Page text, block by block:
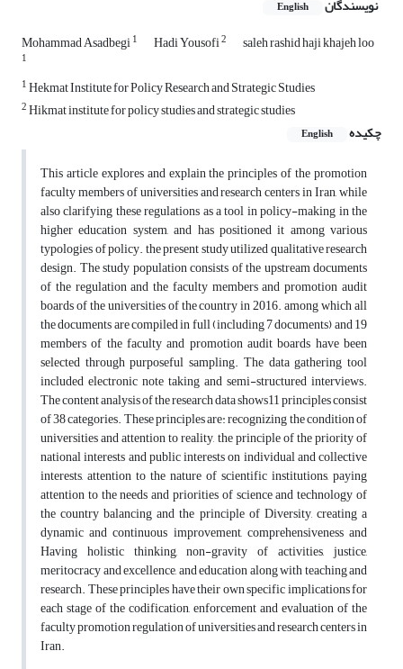
نویسندگان English
Mohammad Asadbegi1 Hadi Yousofi2 saleh rashid haji khajeh loo
1
1Hekmat Institute for Policy Research and Strategic Studies
2Hikmat institute for policy studies and strategic studies
چکیده
English
This article explores and explain the principles of the promotion
faculty members of universities and research centers in Iran, while
also clarifying these regulations as a tool in policy-making in the
higher education system, and has positioned it among various
typologies of policy. the present study utilized qualitative research
design. The study population consists of the upstream documents
of the regulation and the faculty members and promotion audit
boards of the universities of the country in 2016. among which all
the documents are compiled in full (including 7 documents) and 19
members of the faculty and promotion audit boards have been
selected through purposeful sampling. The data gathering tool
included electronic note taking and semi-structured interviews.
The content analysis of the research data shows11 principles consist
of 38 categories. These principles are: recognizing the condition of
universities and attention to reality, the principle of the priority of
national interests and public interests on individual and collective
interests, attention to the nature of scientific institutions, paying
attention to the needs and priorities of science and technology of
the country balancing and the principle of Diversity, creating a
dynamic and continuous improvement, comprehensiveness and
Having holistic thinking, non-gravity of activities, justice,
meritocracy and excellence, and education along with teaching and
research. These principles have their own specific implications for
each stage of the codification, enforcement and evaluation of the
faculty promotion regulation of universities and research centers in
Iran.